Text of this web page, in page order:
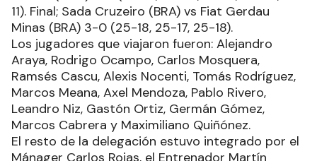
11). Final; Sada Cruzeiro (BRA) vs Fiat Gerdau
Minas (BRA) 3-0 (25-18, 25-17, 25-18).
Los jugadores que viajaron fueron: Alejandro
Araya, Rodrigo Ocampo, Carlos Mosquera,
Ramsés Cascu, Alexis Nocenti, Tomás Rodríguez,
Marcos Meana, Axel Mendoza, Pablo Rivero,
Leandro Niz, Gastón Ortiz, Germán Gómez,
Marcos Cabrera y Maximiliano Quiñónez.
El resto de la delegación estuvo integrado por el